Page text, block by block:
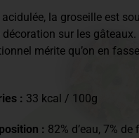
la groseille est
décoration sur les
mérite qu’on en
: 33 kcal / 100g
: 82% d’eau, 7% de